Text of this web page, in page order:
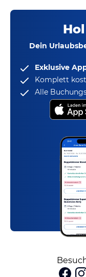
Dein
Exklusive
Komplett
Alle